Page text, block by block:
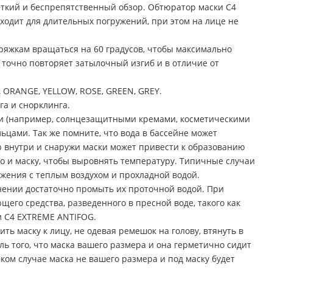
и беспрепятственный обзор. Обтюратор маски C4
для длительных погружений, при этом на лице не
вращаться на 60 градусов, чтобы максимально
повторяет затылочный изгиб и в отличие от
YELLOW, ROSE, GREEN, GREY.
и снорклинга.
солнцезащитными кремами, косметическими
Так же помните, что вода в бассейне может
внутри и снаружи маски может привести к образованию
и маску, чтобы выровнять температуру. Типичные случаи
с теплым воздухом и прохладной водой.
достаточно промыть их проточной водой. При
средства, разведенного в пресной воде, такого как
EXTREME ANTIFOG.
маску к лицу, не одевая ремешок на голову, втянуть в
того, что маска вашего размера и она герметично сидит
случае маска не вашего размера и под маску будет